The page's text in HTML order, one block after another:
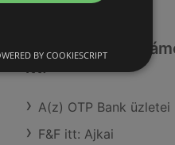
Érdeklődésre
itt:
A(z) OTP Bank üzletei
F&F itt: Ajkai
BY COOKIESCRIPT